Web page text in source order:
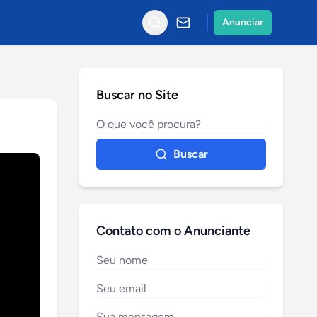
Anunciar
Buscar no Site
Buscar
Contato com o Anunciante